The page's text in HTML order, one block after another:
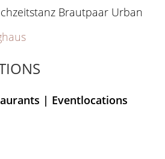
| Eventlocations